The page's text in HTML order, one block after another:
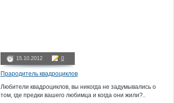
15.10.2012 0
Прародитель квадроциклов
Любители квадроциклов, вы никогда не задумывались о
том, где предки вашего любимца и когда они жили?..